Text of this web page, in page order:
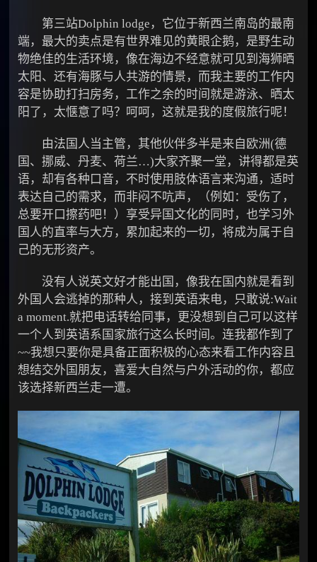
第三站Dolphin lodge，它位于新西兰南岛的最南
端，最大的卖点是有世界难见的黄眼企鹅，是野生动
物绝佳的生活环境，像在海边不经意就可见到海狮晒
太阳、还有海豚与人共游的情景，而我主要的工作内
容是协助打扫房务，工作之余的时间就是游泳、晒太
阳了，太惬意了吗？呵呵，这就是我的度假旅行呢！
由法国人当主管，其他伙伴多半是来自欧洲(德
国、挪威、丹麦、荷兰…)大家齐聚一堂，讲得都是英
语，却有各种口音，不时使用肢体语言来沟通，适时
表达自己的需求，而非闷不吭声，（例如：受伤了，
总要开口擦药吧！）享受异国文化的同时，也学习外
国人的直率与大方，累加起来的一切，将成为属于自
己的无形资产。
没有人说英文好才能出国，像我在国内就是看到
外国人会逃掉的那种人，接到英语来电，只敢说:Wait
a moment.就把电话转给同事，更没想到自己可以这样
一个人到英语系国家旅行这么长时间。连我都作到了
~~我想只要你是具备正面积极的心态来看工作内容且
想结交外国朋友，喜爱大自然与户外活动的你，都应
该选择新西兰走一遭。